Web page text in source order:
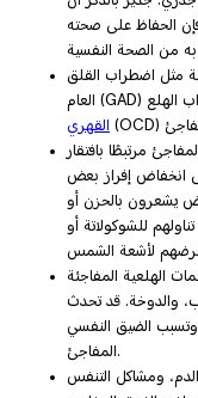
فإن الحفاظ على صحته
مثل اضطراب القلق
القهري
مرتبطًا بافتقار
انخفاض إفراز بعض
يشعرون بالحزن أو
للشوكولاتة أو
الهلعية المفاجئة
والدوخة. قد تحدث
الضيق النفسي
المفاجئ.
ومشاكل التنفس